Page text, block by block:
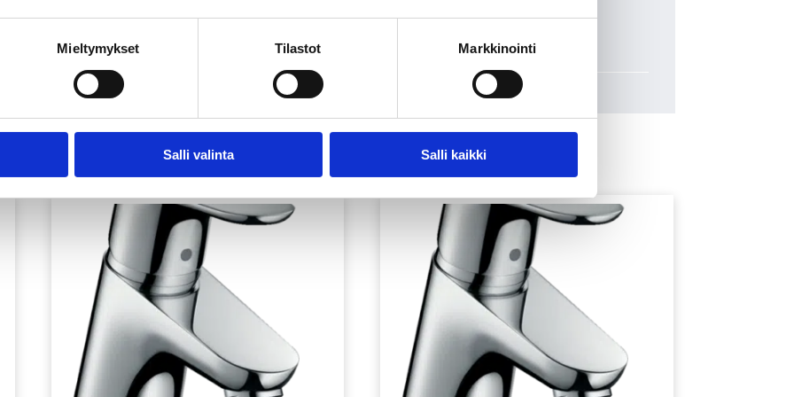
Mieltymykset Tilastot Markkinointi
Salli valinta Salli kaikki